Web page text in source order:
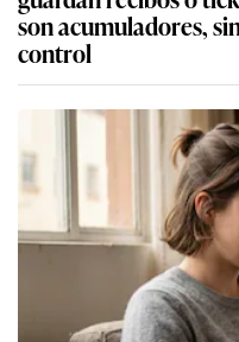
son acumuladores,
control